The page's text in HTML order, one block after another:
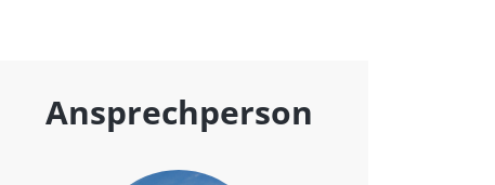
Ansprechperson